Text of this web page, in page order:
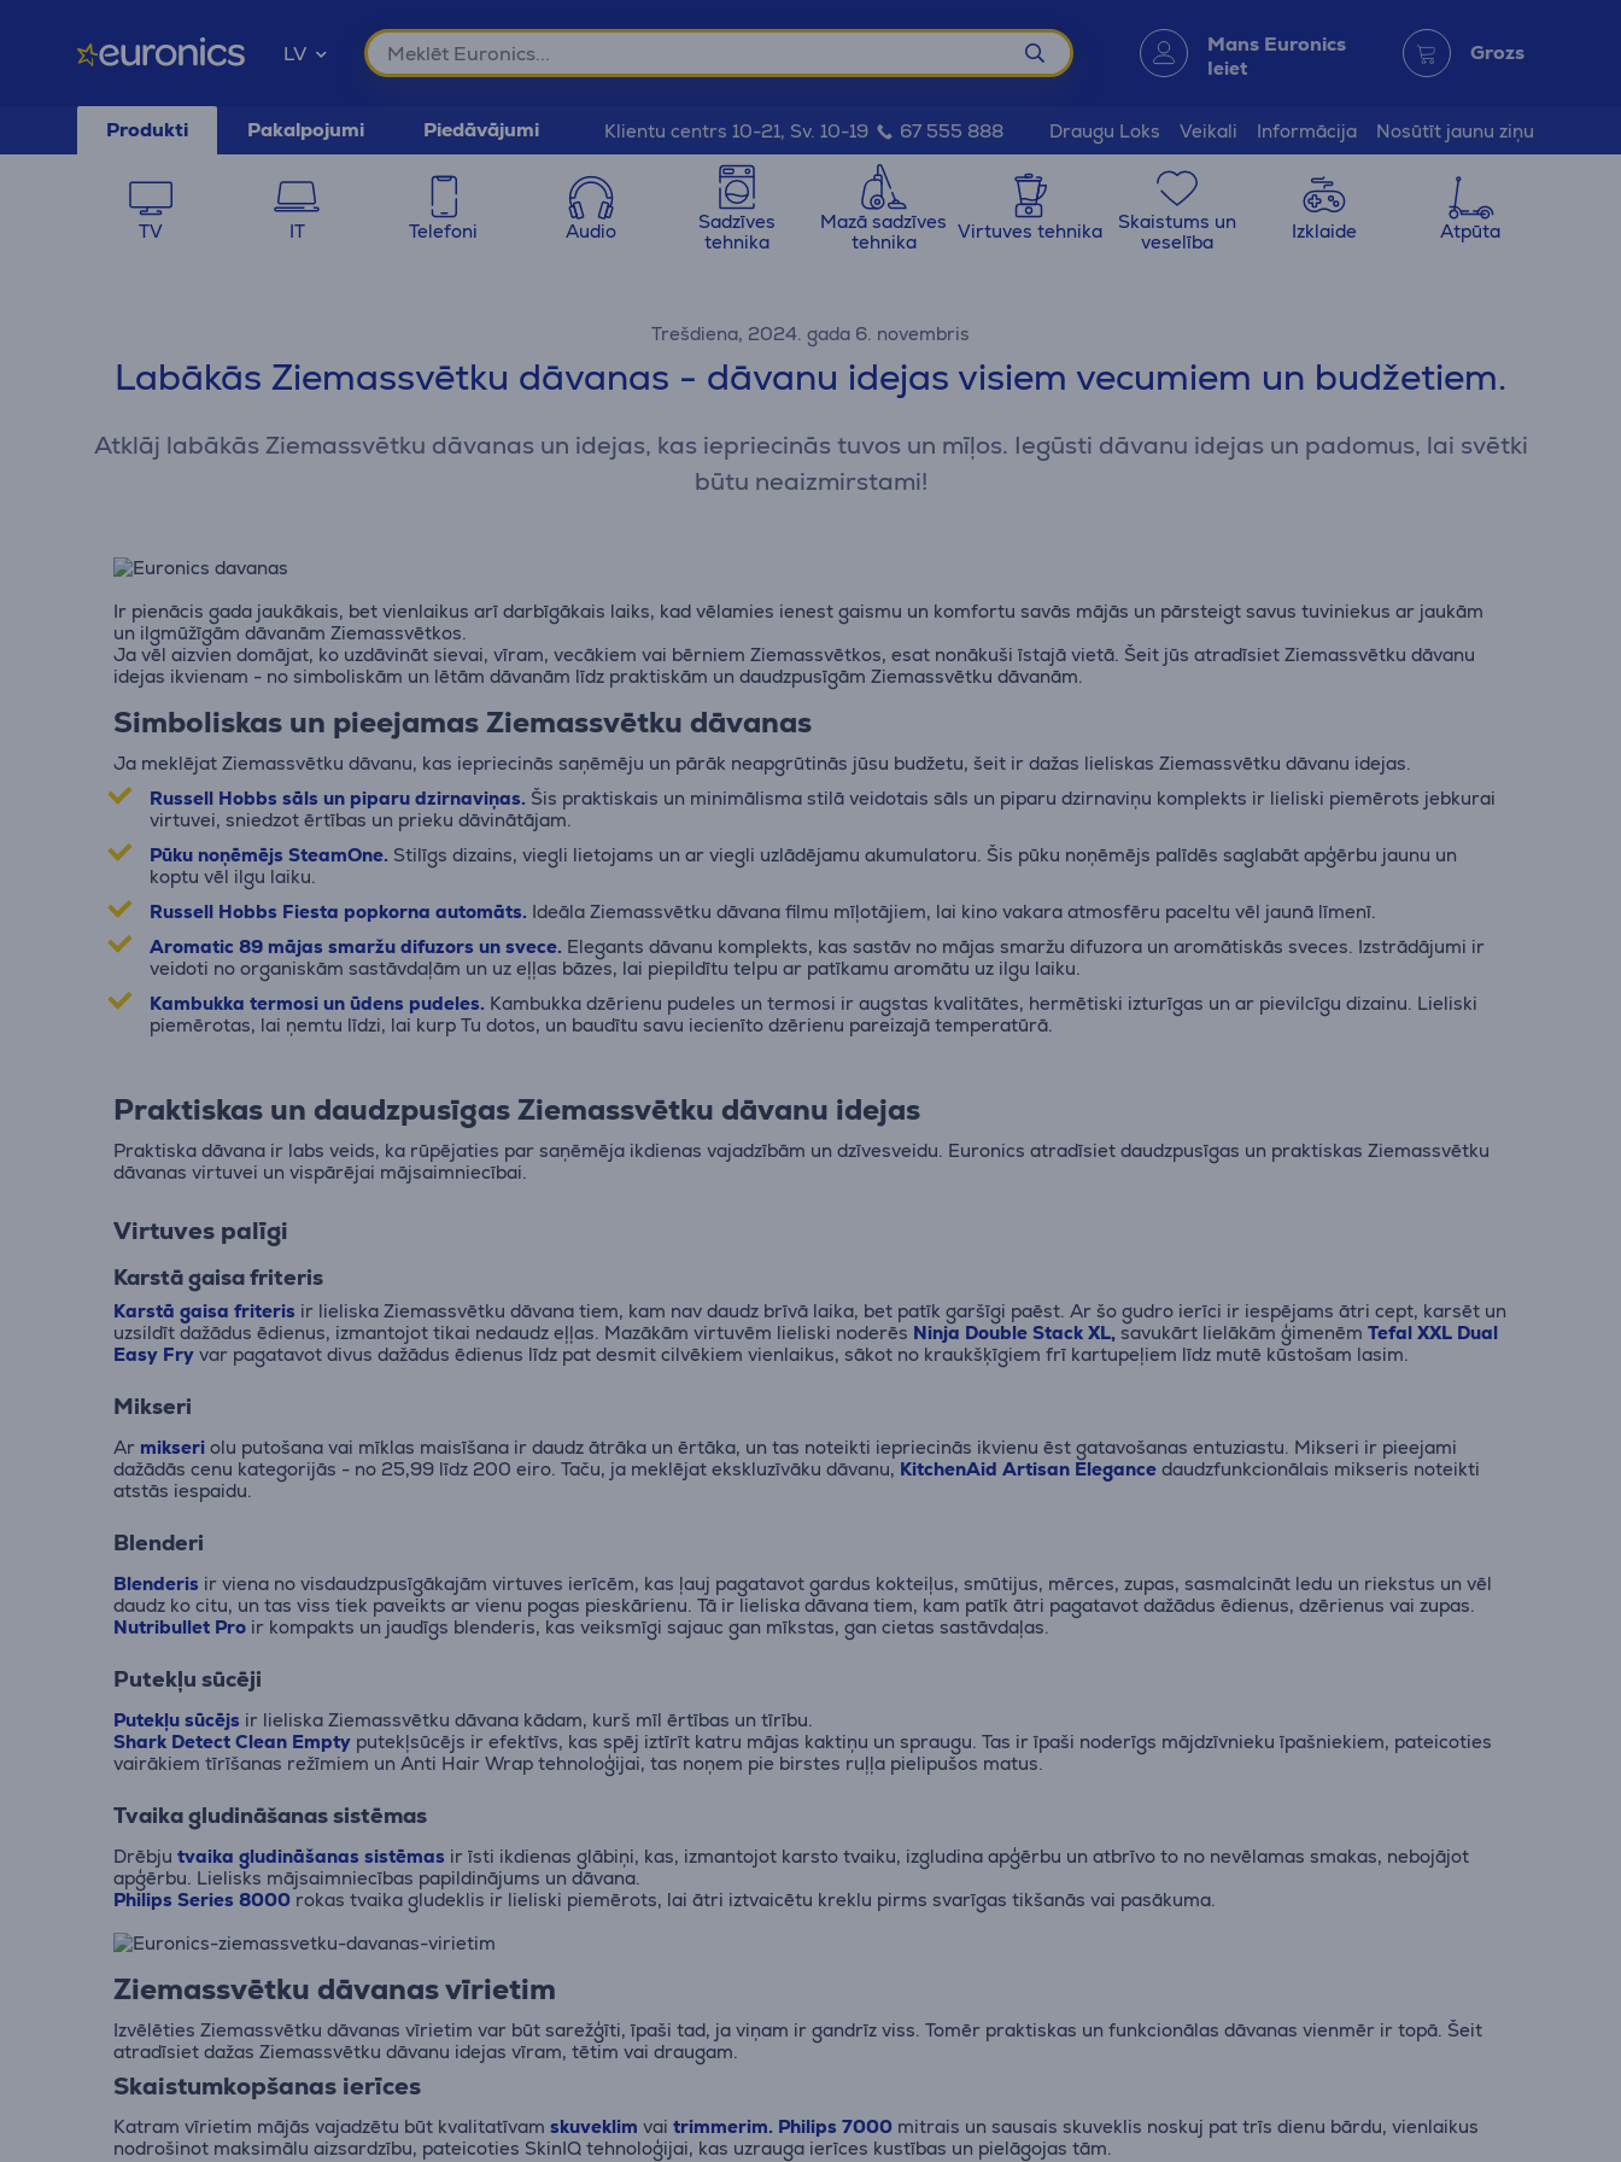
LV Mans Euronics
Ieiet
Grozs
Produkti Pakalpojumi Piedāvājumi Klientu centrs 10-21, Sv. 10-19 67 555 888 Draugu Loks Veikali Informācija Nosūtīt jaunu ziņu
TV IT Telefoni Audio
Sadzīves
tehnika
Mazā sadzīves
tehnika
Virtuves tehnika
Skaistums un
veselība
Izklaide Atpūta
Trešdiena, 2024. gada 6. novembris
Labākās Ziemassvētku dāvanas - dāvanu idejas visiem vecumiem un budžetiem.
Atklāj labākās Ziemassvētku dāvanas un idejas, kas iepriecinās tuvos un mīļos. Iegūsti dāvanu idejas un padomus, lai svētki
būtu neaizmirstami!
Ir pienācis gada jaukākais, bet vienlaikus arī darbīgākais laiks, kad vēlamies ienest gaismu un komfortu savās mājās un pārsteigt savus tuviniekus ar jaukām
un ilgmūžīgām dāvanām Ziemassvētkos.
Ja vēl aizvien domājat, ko uzdāvināt sievai, vīram, vecākiem vai bērniem Ziemassvētkos, esat nonākuši īstajā vietā. Šeit jūs atradīsiet Ziemassvētku dāvanu
idejas ikvienam - no simboliskām un lētām dāvanām līdz praktiskām un daudzpusīgām Ziemassvētku dāvanām.
Simboliskas un pieejamas Ziemassvētku dāvanas
Ja meklējat Ziemassvētku dāvanu, kas iepriecinās saņēmēju un pārāk neapgrūtinās jūsu budžetu, šeit ir dažas lieliskas Ziemassvētku dāvanu idejas.
Russell Hobbs sāls un piparu dzirnaviņas. Šis praktiskais un minimālisma stilā veidotais sāls un piparu dzirnaviņu komplekts ir lieliski piemērots jebkurai
virtuvei, sniedzot ērtības un prieku dāvinātājam.
Pūku noņēmējs SteamOne. Stilīgs dizains, viegli lietojams un ar viegli uzlādējamu akumulatoru. Šis pūku noņēmējs palīdēs saglabāt apģērbu jaunu un
koptu vēl ilgu laiku.
Russell Hobbs Fiesta popkorna automāts. Ideāla Ziemassvētku dāvana filmu mīļotājiem, lai kino vakara atmosfēru paceltu vēl jaunā līmenī.
Aromatic 89 mājas smaržu difuzors un svece. Elegants dāvanu komplekts, kas sastāv no mājas smaržu difuzora un aromātiskās sveces. Izstrādājumi ir
veidoti no organiskām sastāvdaļām un uz eļļas bāzes, lai piepildītu telpu ar patīkamu aromātu uz ilgu laiku.
Kambukka termosi un ūdens pudeles. Kambukka dzērienu pudeles un termosi ir augstas kvalitātes, hermētiski izturīgas un ar pievilcīgu dizainu. Lieliski
piemērotas, lai ņemtu līdzi, lai kurp Tu dotos, un baudītu savu iecienīto dzērienu pareizajā temperatūrā.
Praktiskas un daudzpusīgas Ziemassvētku dāvanu idejas
Praktiska dāvana ir labs veids, ka rūpējaties par saņēmēja ikdienas vajadzībām un dzīvesveidu. Euronics atradīsiet daudzpusīgas un praktiskas Ziemassvētku
dāvanas virtuvei un vispārējai mājsaimniecībai.
Virtuves palīgi
Karstā gaisa friteris
Karstā gaisa friteris ir lieliska Ziemassvētku dāvana tiem, kam nav daudz brīvā laika, bet patīk garšīgi paēst. Ar šo gudro ierīci ir iespējams ātri cept, karsēt un
uzsildīt dažādus ēdienus, izmantojot tikai nedaudz eļļas. Mazākām virtuvēm lieliski noderēs Ninja Double Stack XL, savukārt lielākām ģimenēmTefal XXL Dual
Easy Fry var pagatavot divus dažādus ēdienus līdz pat desmit cilvēkiem vienlaikus, sākot no kraukšķīgiem frī kartupeļiem līdz mutē kūstošam lasim.
Mikseri
Ar mikseri olu putošana vai mīklas maisīšana ir daudz ātrāka un ērtāka, un tas noteikti iepriecinās ikvienu ēst gatavošanas entuziastu. Mikseri ir pieejami
dažādās cenu kategorijās - no 25,99 līdz 200 eiro. Taču, ja meklējat ekskluzīvāku dāvanu, KitchenAid Artisan Elegance daudzfunkcionālais mikseris noteikti
atstās iespaidu.
Blenderi
Blenderis ir viena no visdaudzpusīgākajām virtuves ierīcēm, kas ļauj pagatavot gardus kokteiļus, smūtijus, mērces, zupas, sasmalcināt ledu un riekstus un vēl
daudz ko citu, un tas viss tiek paveikts ar vienu pogas pieskārienu. Tā ir lieliska dāvana tiem, kam patīk ātri pagatavot dažādus ēdienus, dzērienus vai zupas.
Nutribullet Pro ir kompakts un jaudīgs blenderis, kas veiksmīgi sajauc gan mīkstas, gan cietas sastāvdaļas.
Putekļu sūcēji
Putekļu sūcējs ir lieliska Ziemassvētku dāvana kādam, kurš mīl ērtības un tīrību.
Shark Detect Clean Empty putekļsūcējs ir efektīvs, kas spēj iztīrīt katru mājas kaktiņu un spraugu. Tas ir īpaši noderīgs mājdzīvnieku īpašniekiem, pateicoties
vairākiem tīrīšanas režīmiem un Anti Hair Wrap tehnoloģijai, tas noņem pie birstes ruļļa pielipušos matus.
Tvaika gludināšanas sistēmas
Drēbjutvaika gludināšanas sistēmas ir īsti ikdienas glābiņi, kas, izmantojot karsto tvaiku, izgludina apģērbu un atbrīvo to no nevēlamas smakas, nebojājot
apģērbu. Lielisks mājsaimniecības papildinājums un dāvana.
Philips Series 8000 rokas tvaika gludeklis ir lieliski piemērots, lai ātri iztvaicētu kreklu pirms svarīgas tikšanās vai pasākuma.
Ziemassvētku dāvanas vīrietim
Izvēlēties Ziemassvētku dāvanas vīrietim var būt sarežģīti, īpaši tad, ja viņam ir gandrīz viss. Tomēr praktiskas un funkcionālas dāvanas vienmēr ir topā. Šeit
atradīsiet dažas Ziemassvētku dāvanu idejas vīram, tētim vai draugam.
Skaistumkopšanas ierīces
Katram vīrietim mājās vajadzētu būt kvalitatīvamskuveklim vaitrimmerim. Philips 7000 mitrais un sausais skuveklis noskuj pat trīs dienu bārdu, vienlaikus
nodrošinot maksimālu aizsardzību, pateicoties SkinIQ tehnoloģijai, kas uzrauga ierīces kustības un pielāgojas tām.